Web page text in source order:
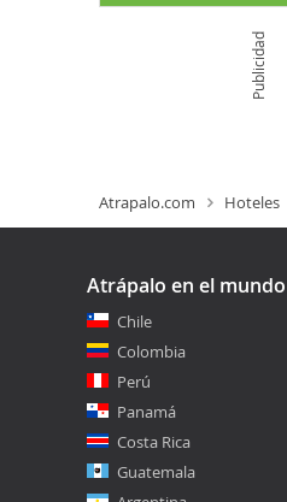
Publicidad
Atrapalo.com Hoteles
Atrápalo en el mundo
Chile
Colombia
Perú
Panamá
Costa Rica
Guatemala